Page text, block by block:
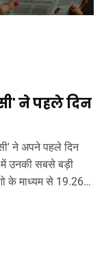
ने पहले दिन
ने अपने पहले दिन
उनकी सबसे बड़ी
के माध्यम से 19.26%
फिल्म एक कठिन
से बेहतर है।